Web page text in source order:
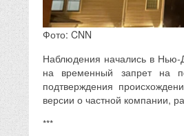
Фото: CNN
Наблюдения начались в Нью-
на временный запрет на
подтверждения
версии о частной компании,
***